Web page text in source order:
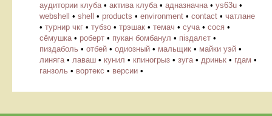
аудитории клуба• актива клуба• адназначна• ys63u •
webshell
• shell • products • environment • contact • чатлане
• турнир чкг • тубзо • трэшак • темач • суча• сося •
сёмушка• роберт • пукан бомбанул • піздалєт •
пиздаболь • отбей • одиозный • мальщик • майки уэй •
линяга• лаваш • кунил • кпиногрыз • зуга• дриньк • гдам •
ганзоль • вортекс • версии •